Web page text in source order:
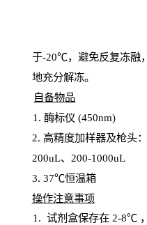
于-20℃，避免反复冻融
地充分解冻。
自备物品
1 . 酶标仪 (450nm)
2. 高精度加样器及枪头：
200uL、 200-1000uL
3. 37℃恒温箱
操作注意事项
1. 试剂盒保存在 2-8℃